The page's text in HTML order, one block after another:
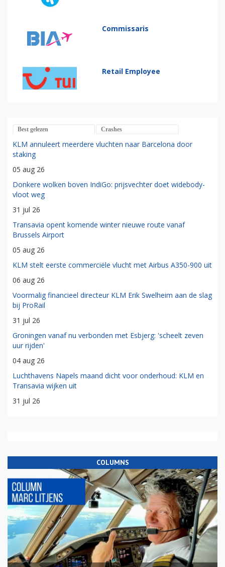
Commissaris
Retail Employee
Best gelezen Crashes
KLM annuleert meerdere vluchten naar Barcelona door
staking
05 aug 26
Donkere wolken boven IndiGo: prijsvechter doet widebody-
vloot weg
31 jul 26
Transavia opent komende winter nieuwe route vanaf
Brussels Airport
05 aug 26
KLM stelt eerste commerciële vlucht met Airbus A350-900 uit
06 aug 26
Voormalig financieel directeur KLM Erik Swelheim aan de slag
bij ProRail
31 jul 26
Groningen vanaf nu verbonden met Esbjerg: 'scheelt zeven
uur rijden'
04 aug 26
Luchthavens Napels maand dicht voor onderhoud: KLM en
Transavia wijken uit
31 jul 26
COLUMNS